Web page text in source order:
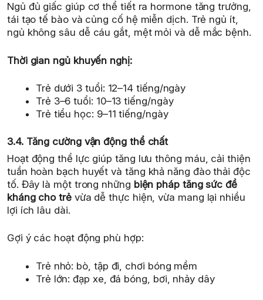
Ngủ đủ giấc giúp cơ thể tiết ra hormone tăng trưởng,
tái tạo tế bào và củng cố hệ miễn dịch. Trẻ ngủ ít,
ngủ không sâu dễ cáu gắt, mệt mỏi và dễ mắc bệnh.
Thời gian ngủ khuyến nghị:
Trẻ dưới 3 tuổi: 12–14 tiếng/ngày
Trẻ 3–6 tuổi: 10–13 tiếng/ngày
Trẻ tiểu học: 9–11 tiếng/ngày
3.4. Tăng cường vận động thể chất
Hoạt động thể lực giúp tăng lưu thông máu, cải thiện
tuần hoàn bạch huyết và tăng khả năng đào thải độc
tố. Đây là một trong những biện pháp tăng sức đề
kháng cho trẻvừa dễ thực hiện, vừa mang lại nhiều
lợi ích lâu dài.
Gợi ý các hoạt động phù hợp:
Trẻ nhỏ: bò, tập đi, chơi bóng mềm
Trẻ lớn: đạp xe, đá bóng, bơi, nhảy dây